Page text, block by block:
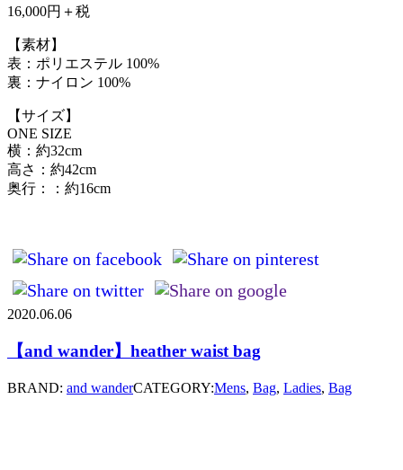
16,000円＋税
【素材】
表：ポリエステル 100%
裏：ナイロン 100%
【サイズ】
ONE SIZE
横：約32cm
高さ：約42cm
奥行：：約16cm
2020.06.06
【and wander】heather waist bag
BRAND: and wanderCATEGORY:Mens, Bag, Ladies, Bag